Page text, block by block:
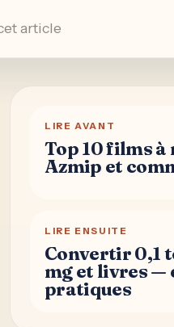
article
LIRE AVANT
Top 10 films
Azmip et
LIRE ENSUITE
Convertir 0,1
mg et livres —
pratiques